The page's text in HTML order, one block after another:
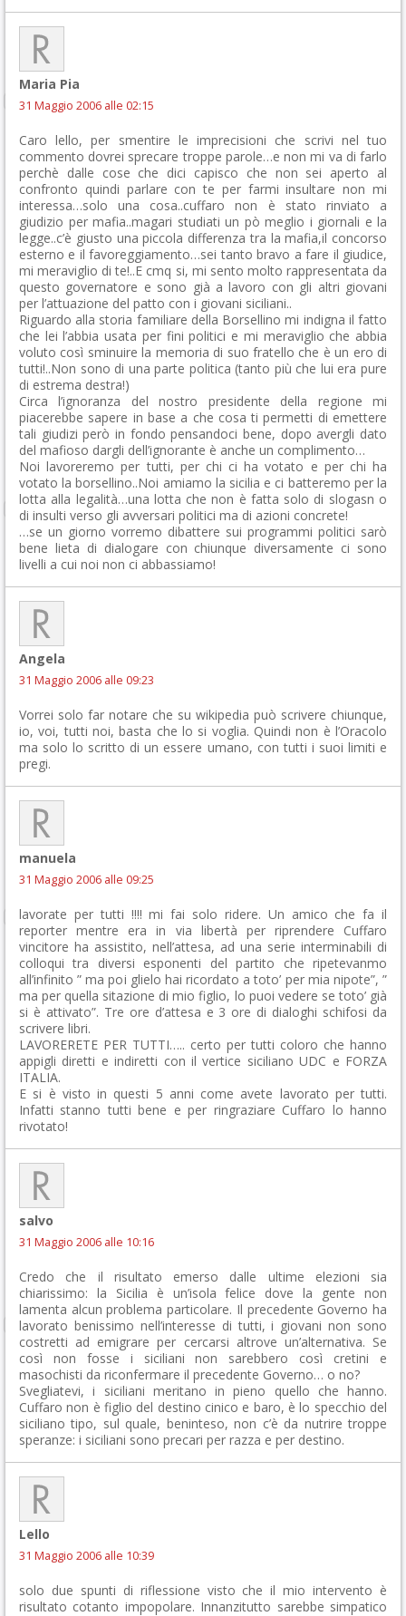
Maria Pia
31 Maggio 2006 alle 02:15
Caro lello, per smentire le imprecisioni che scrivi nel tuo
commento dovrei sprecare troppe parole…e non mi va di farlo
perchè dalle cose che dici capisco che non sei aperto al
confronto quindi parlare con te per farmi insultare non mi
interessa…solo una cosa..cuffaro non è stato rinviato a
giudizio per mafia..magari studiati un pò meglio i giornali e la
legge..c’è giusto una piccola differenza tra la mafia,il concorso
esterno e il favoreggiamento…sei tanto bravo a fare il giudice,
mi meraviglio di te!..E cmq si, mi sento molto rappresentata da
questo governatore e sono già a lavoro con gli altri giovani
per l’attuazione del patto con i giovani siciliani..
Riguardo alla storia familiare della Borsellino mi indigna il fatto
che lei l’abbia usata per fini politici e mi meraviglio che abbia
voluto così sminuire la memoria di suo fratello che è un ero di
tutti!..Non sono di una parte politica (tanto più che lui era pure
di estrema destra!)
Circa l’ignoranza del nostro presidente della regione mi
piacerebbe sapere in base a che cosa ti permetti di emettere
tali giudizi però in fondo pensandoci bene, dopo avergli dato
del mafioso dargli dell’ignorante è anche un complimento…
Noi lavoreremo per tutti, per chi ci ha votato e per chi ha
votato la borsellino..Noi amiamo la sicilia e ci batteremo per la
lotta alla legalità…una lotta che non è fatta solo di slogasn o
di insulti verso gli avversari politici ma di azioni concrete!
…se un giorno vorremo dibattere sui programmi politici sarò
bene lieta di dialogare con chiunque diversamente ci sono
livelli a cui noi non ci abbassiamo!
Angela
31 Maggio 2006 alle 09:23
Vorrei solo far notare che su wikipedia può scrivere chiunque,
io, voi, tutti noi, basta che lo si voglia. Quindi non è l’Oracolo
ma solo lo scritto di un essere umano, con tutti i suoi limiti e
pregi.
manuela
31 Maggio 2006 alle 09:25
lavorate per tutti !!!! mi fai solo ridere. Un amico che fa il
reporter mentre era in via libertà per riprendere Cuffaro
vincitore ha assistito, nell’attesa, ad una serie interminabili di
colloqui tra diversi esponenti del partito che ripetevanmo
all’infinito ” ma poi glielo hai ricordato a toto’ per mia nipote”, ”
ma per quella sitazione di mio figlio, lo puoi vedere se toto’ già
si è attivato”. Tre ore d’attesa e 3 ore di dialoghi schifosi da
scrivere libri.
LAVORERETE PER TUTTI….. certo per tutti coloro che hanno
appigli diretti e indiretti con il vertice siciliano UDC e FORZA
ITALIA.
E si è visto in questi 5 anni come avete lavorato per tutti.
Infatti stanno tutti bene e per ringraziare Cuffaro lo hanno
rivotato!
salvo
31 Maggio 2006 alle 10:16
Credo che il risultato emerso dalle ultime elezioni sia
chiarissimo: la Sicilia è un’isola felice dove la gente non
lamenta alcun problema particolare. Il precedente Governo ha
lavorato benissimo nell’interesse di tutti, i giovani non sono
costretti ad emigrare per cercarsi altrove un’alternativa. Se
così non fosse i siciliani non sarebbero così cretini e
masochisti da riconfermare il precedente Governo… o no?
Svegliatevi, i siciliani meritano in pieno quello che hanno.
Cuffaro non è figlio del destino cinico e baro, è lo specchio del
siciliano tipo, sul quale, beninteso, non c’è da nutrire troppe
speranze: i siciliani sono precari per razza e per destino.
Lello
31 Maggio 2006 alle 10:39
solo due spunti di riflessione visto che il mio intervento è
risultato cotanto impopolare. Innanzitutto sarebbe simpatico